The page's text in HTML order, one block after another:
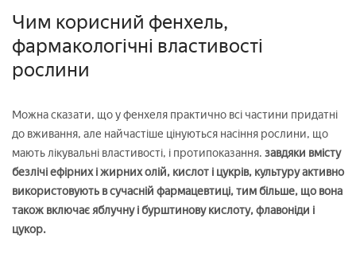
Чим корисний фенхель,
фармакологічні властивості
рослини
Можна сказати, що у фенхеля практично всі частини придатні
до вживання, але найчастіше цінуються насіння рослини, що
мають лікувальні властивості, і протипоказання. завдяки вмісту
безлічі ефірних і жирних олій, кислот і цукрів, культуру активно
використовують в сучасній фармацевтиці, тим більше, що вона
також включає яблучну і бурштинову кислоту, флавоніди і
цукор.